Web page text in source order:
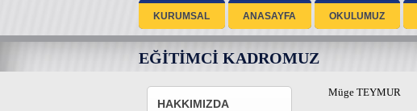
KURUMSAL ANASAYFA OKULUMUZ
EĞİTİMCİ KADROMUZ
HAKKIMIZDA
Müge TEYMUR